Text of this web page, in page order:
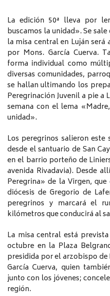
La edición 50ª lleva por
buscamos la unidad». Se
la misa central en Luján
por Mons. García Cuerva.
forma individual como
diversas comunidades,
se hallan ultimando los
Peregrinación Juvenil a pie a
semana con el lema
unidad».
Los peregrinos salieron este
desde el santuario de San
en el barrio porteño de
avenida Rivadavia). Desde
Peregrina» de la Virgen,
diócesis de Gregorio de
peregrinos y marcará el
kilómetros que conducirá al
La misa central está
octubre en la Plaza
presidida por el arzobispo de
García Cuerva, quien
junto con los jóvenes;
región.